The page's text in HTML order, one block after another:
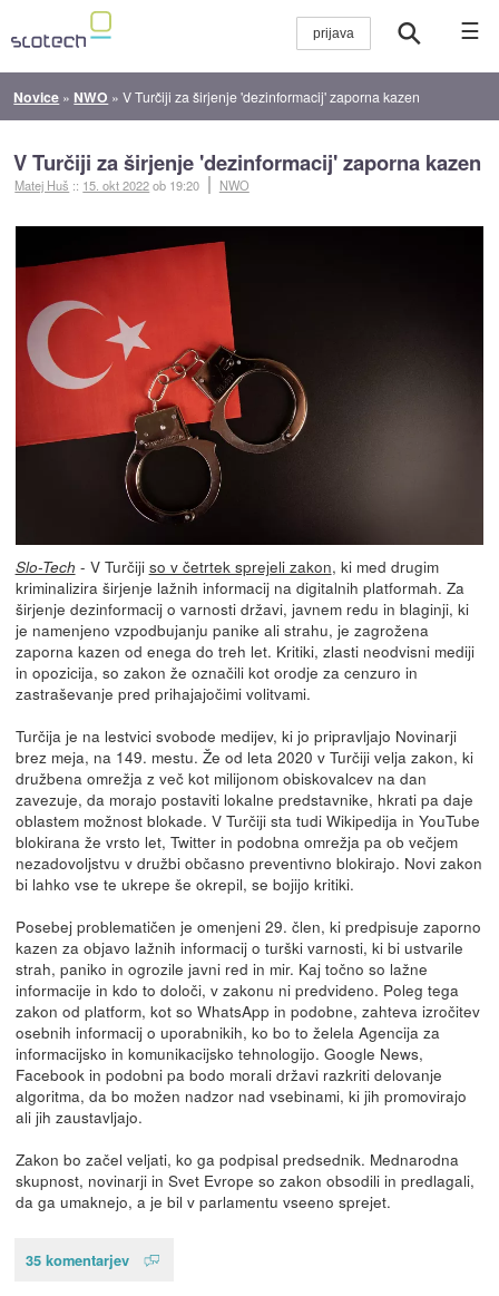
☰
Novice » NWO »V Turčiji za širjenje 'dezinformacij' zaporna kazen
V Turčiji za širjenje 'dezinformacij' zaporna kazen
Matej Huš :: 15. okt 2022ob 19:20 NWO
Slo-Tech - V Turčiji so v četrtek sprejeli zakon, ki med drugim
kriminalizira širjenje lažnih informacij na digitalnih platformah. Za
širjenje dezinformacij o varnosti državi, javnem redu in blaginji, ki
je namenjeno vzpodbujanju panike ali strahu, je zagrožena
zaporna kazen od enega do treh let. Kritiki, zlasti neodvisni mediji
in opozicija, so zakon že označili kot orodje za cenzuro in
zastraševanje pred prihajajočimi volitvami.
Turčija je na lestvici svobode medijev, ki jo pripravljajo Novinarji
brez meja, na 149. mestu. Že od leta 2020 v Turčiji velja zakon, ki
družbena omrežja z več kot milijonom obiskovalcev na dan
zavezuje, da morajo postaviti lokalne predstavnike, hkrati pa daje
oblastem možnost blokade. V Turčiji sta tudi Wikipedija in YouTube
blokirana že vrsto let, Twitter in podobna omrežja pa ob večjem
nezadovoljstvu v družbi občasno preventivno blokirajo. Novi zakon
bi lahko vse te ukrepe še okrepil, se bojijo kritiki.
Posebej problematičen je omenjeni 29. člen, ki predpisuje zaporno
kazen za objavo lažnih informacij o turški varnosti, ki bi ustvarile
strah, paniko in ogrozile javni red in mir. Kaj točno so lažne
informacije in kdo to določi, v zakonu ni predvideno. Poleg tega
zakon od platform, kot so WhatsApp in podobne, zahteva izročitev
osebnih informacij o uporabnikih, ko bo to želela Agencija za
informacijsko in komunikacijsko tehnologijo. Google News,
Facebook in podobni pa bodo morali državi razkriti delovanje
algoritma, da bo možen nadzor nad vsebinami, ki jih promovirajo
ali jih zaustavljajo.
Zakon bo začel veljati, ko ga podpisal predsednik. Mednarodna
skupnost, novinarji in Svet Evrope so zakon obsodili in predlagali,
da ga umaknejo, a je bil v parlamentu vseeno sprejet.
35 komentarjev